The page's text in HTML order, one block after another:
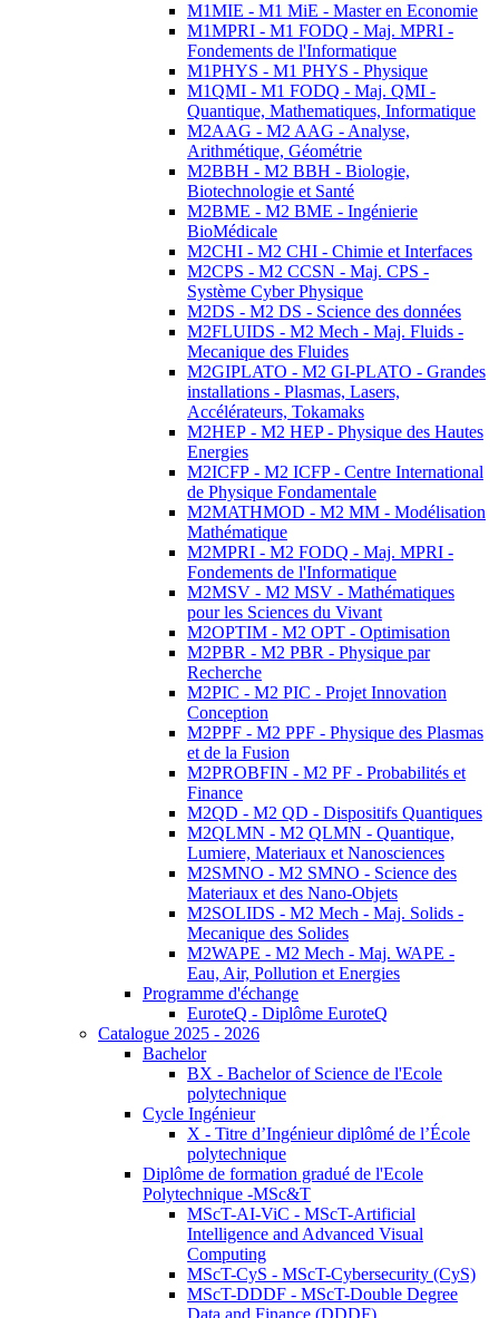
M1MIE - M1 MiE - Master en Economie
M1MPRI - M1 FODQ - Maj. MPRI -
Fondements de l'Informatique
M1PHYS - M1 PHYS - Physique
M1QMI - M1 FODQ - Maj. QMI -
Quantique, Mathematiques, Informatique
M2AAG - M2 AAG - Analyse,
Arithmétique, Géométrie
M2BBH - M2 BBH - Biologie,
Biotechnologie et Santé
M2BME - M2 BME - Ingénierie
BioMédicale
M2CHI - M2 CHI - Chimie et Interfaces
M2CPS - M2 CCSN - Maj. CPS -
Système Cyber Physique
M2DS - M2 DS - Science des données
M2FLUIDS - M2 Mech - Maj. Fluids -
Mecanique des Fluides
M2GIPLATO - M2 GI-PLATO - Grandes
installations - Plasmas, Lasers,
Accélérateurs, Tokamaks
M2HEP - M2 HEP - Physique des Hautes
Energies
M2ICFP - M2 ICFP - Centre International
de Physique Fondamentale
M2MATHMOD - M2 MM - Modélisation
Mathématique
M2MPRI - M2 FODQ - Maj. MPRI -
Fondements de l'Informatique
M2MSV - M2 MSV - Mathématiques
pour les Sciences du Vivant
M2OPTIM - M2 OPT - Optimisation
M2PBR - M2 PBR - Physique par
Recherche
M2PIC - M2 PIC - Projet Innovation
Conception
M2PPF - M2 PPF - Physique des Plasmas
et de la Fusion
M2PROBFIN - M2 PF - Probabilités et
Finance
M2QD - M2 QD - Dispositifs Quantiques
M2QLMN - M2 QLMN - Quantique,
Lumiere, Materiaux et Nanosciences
M2SMNO - M2 SMNO - Science des
Materiaux et des Nano-Objets
M2SOLIDS - M2 Mech - Maj. Solids -
Mecanique des Solides
M2WAPE - M2 Mech - Maj. WAPE -
Eau, Air, Pollution et Energies
Programme d'échange
EuroteQ - Diplôme EuroteQ
Catalogue 2025 - 2026
Bachelor
BX - Bachelor of Science de l'Ecole
polytechnique
Cycle Ingénieur
X - Titre d’Ingénieur diplômé de l’École
polytechnique
Diplôme de formation gradué de l'Ecole
Polytechnique -MSc&T
MScT-AI-ViC - MScT-Artificial
Intelligence and Advanced Visual
Computing
MScT-CyS - MScT-Cybersecurity (CyS)
MScT-DDDF - MScT-Double Degree
Data and Finance (DDDF)